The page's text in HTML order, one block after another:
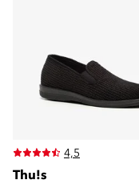
4,5
Thu!s